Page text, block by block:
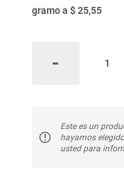
gramoa $ 25,55
Este es un
hayamos
usted para